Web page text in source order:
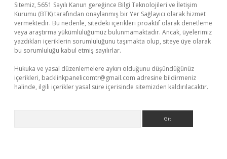
Sitemiz, 5651 Sayılı Kanun gereğince Bilgi Teknolojileri ve İletişim
Kurumu (BTK) tarafından onaylanmış bir Yer Sağlayıcı olarak hizmet
vermektedir. Bu nedenle, sitedeki içerikleri proaktif olarak denetleme
veya araştırma yükümlülüğümüz bulunmamaktadır. Ancak, üyelerimiz
yazdıkları içeriklerin sorumluluğunu taşımakta olup, siteye üye olarak
bu sorumluluğu kabul etmiş sayılırlar.
Hukuka ve yasal düzenlemelere aykırı olduğunu düşündüğünüz
içerikleri, backlinkpanelicomtr@gmail.com adresine bildirmeniz
halinde, ilgili içerikler yasal süre içerisinde sitemizden kaldırılacaktır.